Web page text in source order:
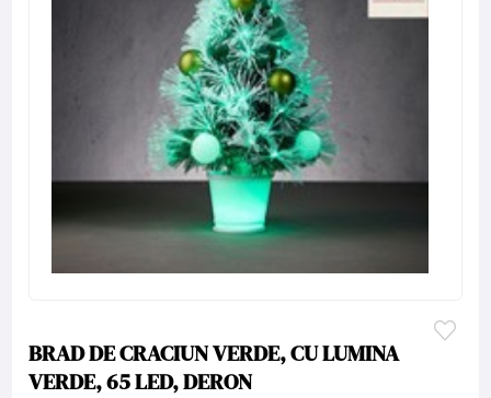
BRAD DE CRACIUN VERDE, CU LUMINA
VERDE, 65 LED, DERON